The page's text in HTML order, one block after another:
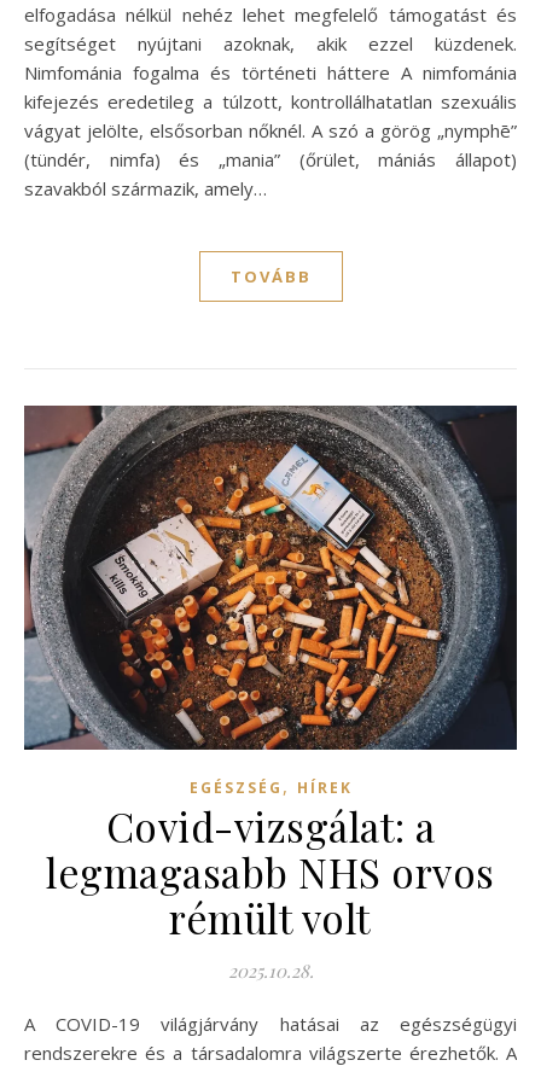
elfogadása nélkül nehéz lehet megfelelő támogatást és
segítséget nyújtani azoknak, akik ezzel küzdenek.
Nimfománia fogalma és történeti háttere A nimfománia
kifejezés eredetileg a túlzott, kontrollálhatatlan szexuális
vágyat jelölte, elsősorban nőknél. A szó a görög „nymphē”
(tündér, nimfa) és „mania” (őrület, mániás állapot)
szavakból származik, amely…
TOVÁBB
EGÉSZSÉG , HÍREK
Covid-vizsgálat: a
legmagasabb NHS orvos
rémült volt
2025.10.28.
A COVID-19 világjárvány hatásai az egészségügyi
rendszerekre és a társadalomra világszerte érezhetők. A